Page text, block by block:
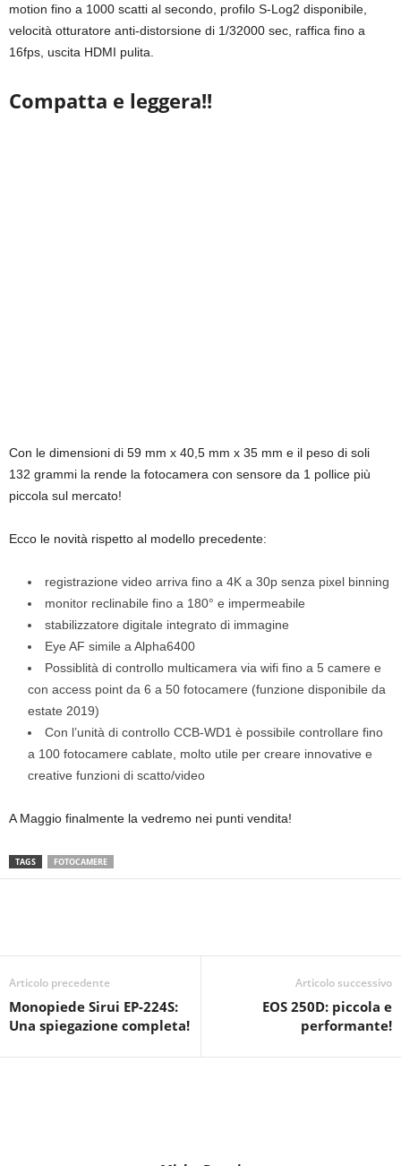
motion fino a 1000 scatti al secondo, profilo S-Log2 disponibile,
velocità otturatore anti-distorsione di 1/32000 sec, raffica fino a
16fps, uscita HDMI pulita.
Compatta e leggera!!
Con le dimensioni di 59 mm x 40,5 mm x 35 mm e il peso di soli
132 grammi la rende la fotocamera con sensore da 1 pollice più
piccola sul mercato!
Ecco le novità rispetto al modello precedente:
registrazione video arriva fino a 4K a 30p senza pixel binning
monitor reclinabile fino a 180° e impermeabile
stabilizzatore digitale integrato di immagine
Eye AF simile a Alpha6400
Possiblità di controllo multicamera via wifi fino a 5 camere e
con access point da 6 a 50 fotocamere (funzione disponibile da
estate 2019)
Con l’unità di controllo CCB-WD1 è possibile controllare fino
a 100 fotocamere cablate, molto utile per creare innovative e
creative funzioni di scatto/video
A Maggio finalmente la vedremo nei punti vendita!
TAGS FOTOCAMERE
Articolo precedente
Monopiede Sirui EP-224S:
Una spiegazione completa!
Articolo successivo
EOS 250D: piccola e
performante!